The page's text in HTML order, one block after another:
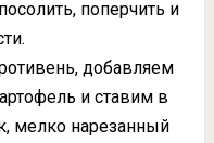
поперчить и
добавляем
и ставим в
мелко нарезанный